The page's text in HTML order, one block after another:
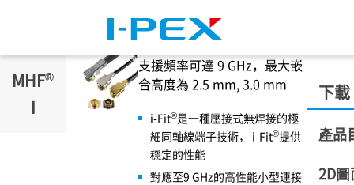
MHF®
I
支援頻率可達 9 GHz，最大嵌
合高度為 2.5 mm, 3.0 mm
i-Fit®是一種壓接式無焊接的極
細同軸線端子技術， i-Fit®提供
穩定的性能
對應至9 GHz的高性能小型連接
下載
產品
2D圖